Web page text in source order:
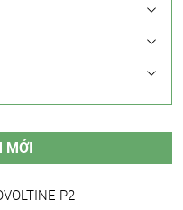
MỚI
P2